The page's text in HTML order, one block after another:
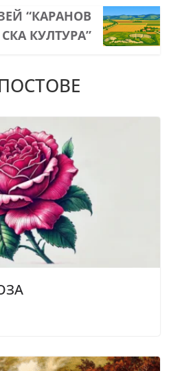
“КАРАНОВ
СКА КУЛТУРА”